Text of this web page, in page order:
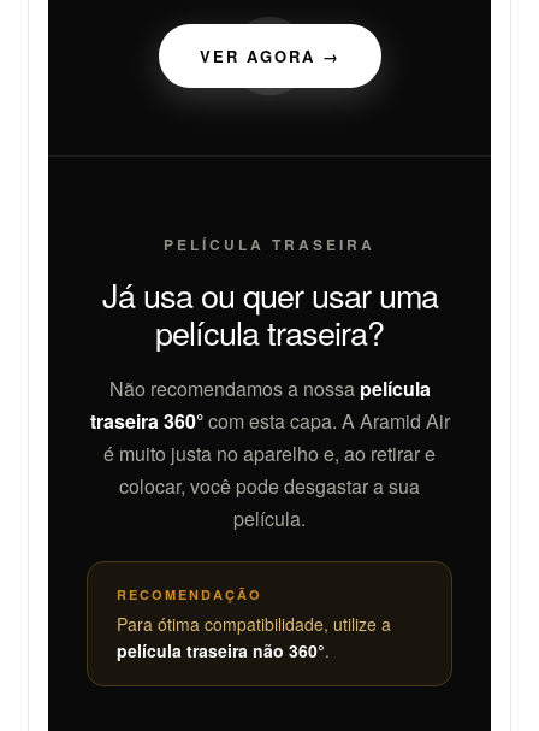
VER AGORA →
PELÍCULA TRASEIRA
Já usa ou quer usar uma
película traseira?
Não recomendamos a nossa película
traseira 360°com esta capa. A Aramid Air
é muito justa no aparelho e, ao retirar e
colocar, você pode desgastar a sua
película.
RECOMENDAÇÃO
Para ótima compatibilidade, utilize a
película traseira não 360°.